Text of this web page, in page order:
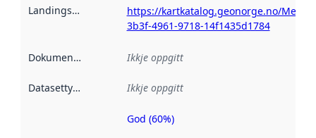
Landingsside
https://kartkatalog.geonorge.no/
3b3f-4961-9718-14f1435d1784
Dokumentasjon Ikkje oppgitt
Datasettype Ikkje oppgitt
Metadatakvalitet
God (60%)